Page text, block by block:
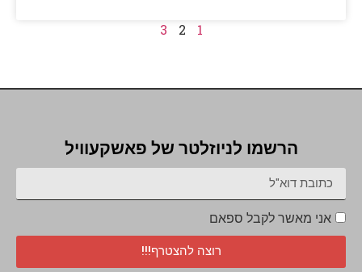
1
2
3
הרשמו לניוזלטר של פאשקעוויל
אני מאשר לקבל ספאם
רוצה להצטרף!!!